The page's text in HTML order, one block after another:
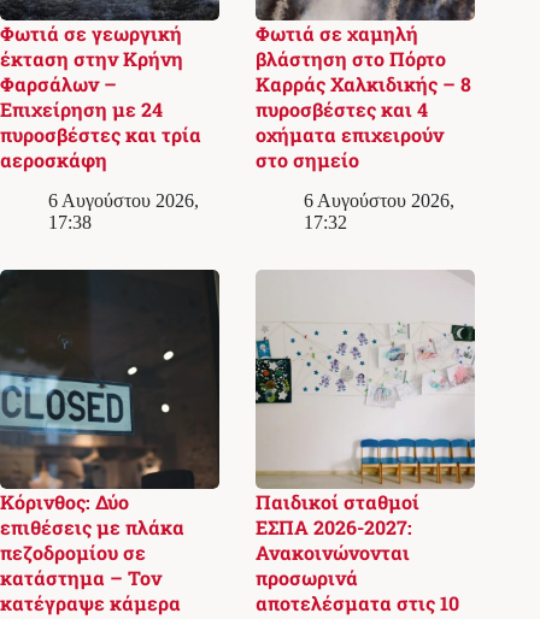
Φωτιά σε γεωργική
έκταση στην Κρήνη
Φαρσάλων –
Επιχείρηση με 24
πυροσβέστες και τρία
αεροσκάφη
6 Αυγούστου 2026,
17:38
Φωτιά σε χαμηλή
βλάστηση στο Πόρτο
Καρράς Χαλκιδικής – 8
πυροσβέστες και 4
οχήματα επιχειρούν
στο σημείο
6 Αυγούστου 2026,
17:32
Κόρινθος: Δύο
επιθέσεις με πλάκα
πεζοδρομίου σε
κατάστημα – Τον
κατέγραψε κάμερα
Παιδικοί σταθμοί
ΕΣΠΑ 2026-2027:
Ανακοινώνονται
προσωρινά
αποτελέσματα στις 10